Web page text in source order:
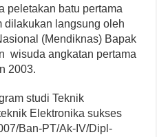
peletakan batu pertama
dilakukan langsung oleh
(Mendiknas) Bapak
wisuda angkatan pertama
2003.
studi Teknik
Elektronika sukses
Ban-PT/Ak-IV/Dipl-